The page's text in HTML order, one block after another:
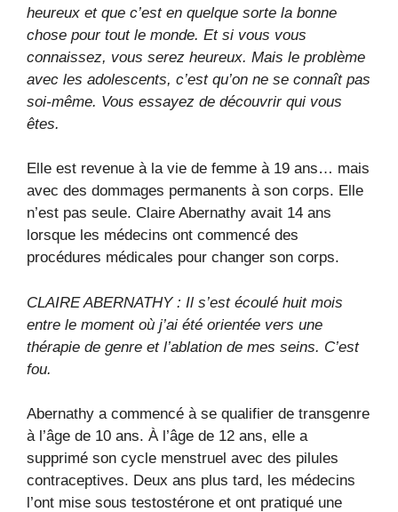
heureux et que c’est en quelque sorte la bonne
chose pour tout le monde. Et si vous vous
connaissez, vous serez heureux. Mais le problème
avec les adolescents, c’est qu’on ne se connaît pas
soi-même. Vous essayez de découvrir qui vous
êtes.
Elle est revenue à la vie de femme à 19 ans… mais
avec des dommages permanents à son corps. Elle
n’est pas seule. Claire Abernathy avait 14 ans
lorsque les médecins ont commencé des
procédures médicales pour changer son corps.
CLAIRE ABERNATHY : Il s’est écoulé huit mois
entre le moment où j’ai été orientée vers une
thérapie de genre et l’ablation de mes seins. C’est
fou.
Abernathy a commencé à se qualifier de transgenre
à l’âge de 10 ans. À l’âge de 12 ans, elle a
supprimé son cycle menstruel avec des pilules
contraceptives. Deux ans plus tard, les médecins
l’ont mise sous testostérone et ont pratiqué une